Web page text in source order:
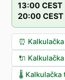
13:00 CEST
20:00 CEST
⏰
🔌
🌡️ Kalkulačka